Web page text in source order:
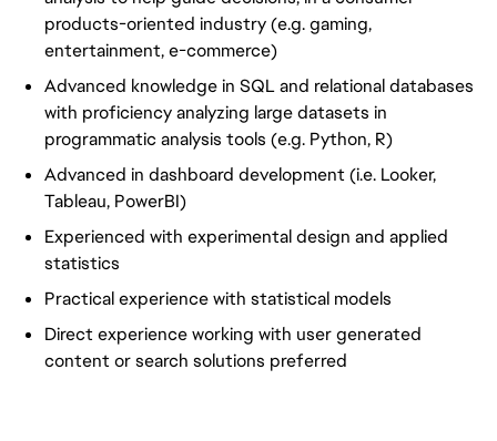
products-oriented industry (e.g. gaming,
entertainment, e-commerce)
Advanced knowledge in SQL and relational databases
with proficiency analyzing large datasets in
programmatic analysis tools (e.g. Python, R)
Advanced in dashboard development (i.e. Looker,
Tableau, PowerBI)
Experienced with experimental design and applied
statistics
Practical experience with statistical models
Direct experience working with user generated
content or search solutions preferred